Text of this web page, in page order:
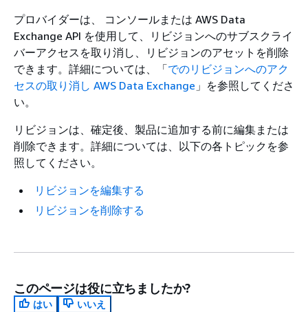
プロバイダーは、 コンソールまたは AWS Data
Exchange API を使用して、リビジョンへのサブスクライ
バーアクセスを取り消し、リビジョンのアセットを削除
できます。詳細については、「でのリビジョンへのアク
セスの取り消し AWS Data Exchange 」を参照してくださ
い。
リビジョンは、確定後、製品に追加する前に編集または
削除できます。詳細については、以下の各トピックを参
照してください。
リビジョンを編集する
リビジョンを削除する
このページは役に立ちましたか?
はい
いいえ